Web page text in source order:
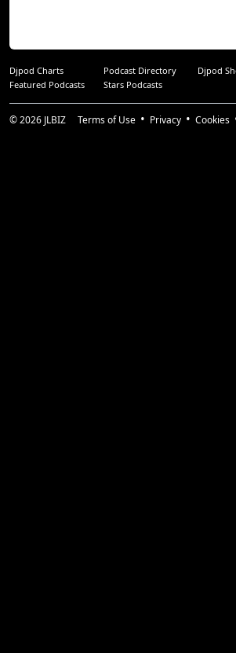
Djpod Charts Podcast Directory
Djpod
Featured Podcasts
Stars Podcasts
© 2026 JLBIZ Terms of Use Privacy Cookies